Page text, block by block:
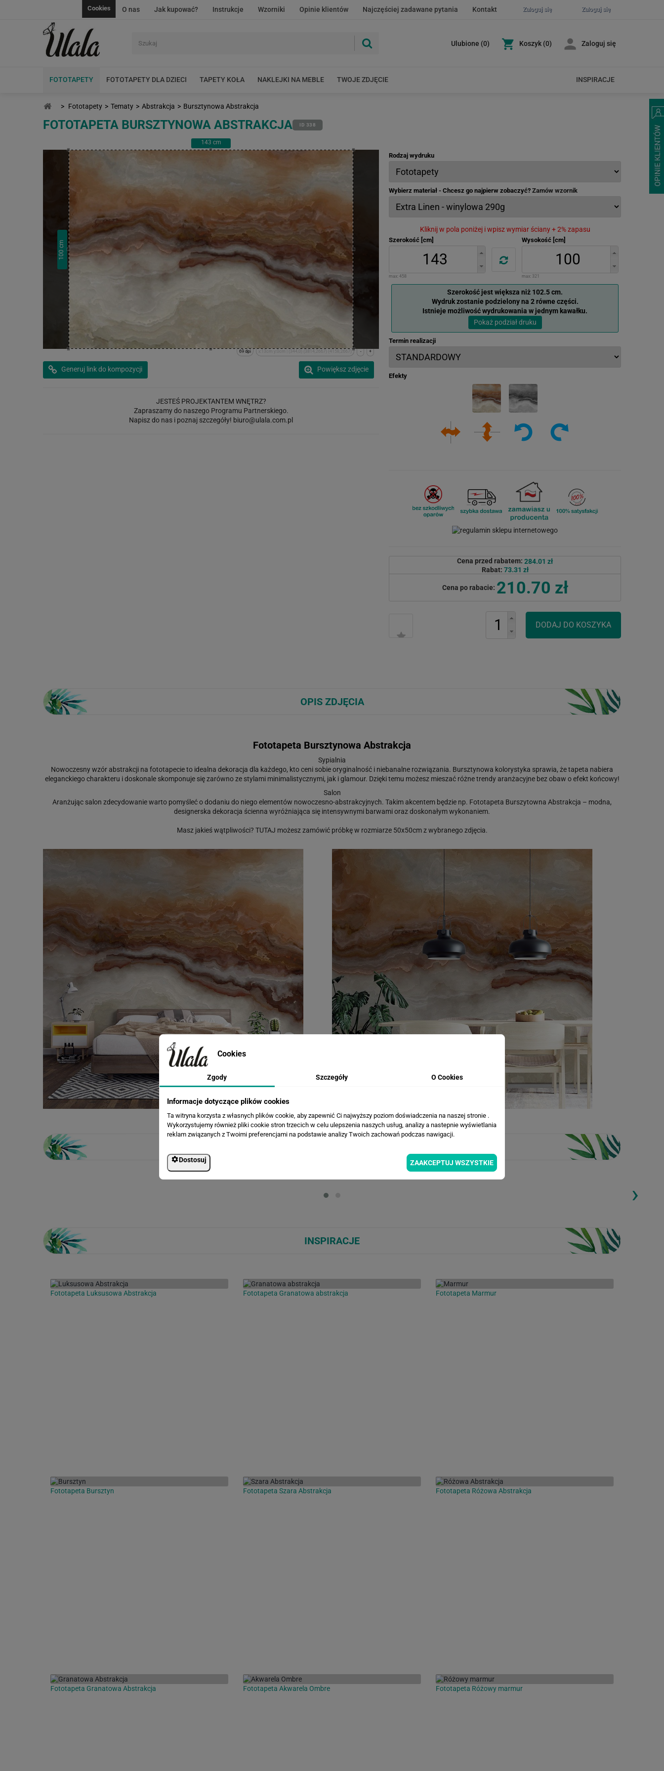
Zaloguj się
Zaloguj się
O nas Jak kupować? Instrukcje Wzorniki Opinie klientów Najczęściej zadawane pytania Kontakt
Cookies
Ulubione (0) Koszyk (0) Zaloguj się
FOTOTAPETY FOTOTAPETY DLA DZIECI TAPETY KOŁA NAKLEJKI NA MEBLE TWOJE ZDJĘCIE INSPIRACJE
> Fototapety > Tematy > Abstrakcja > Bursztynowa Abstrakcja
FOTOTAPETA BURSZTYNOWA ABSTRAKCJA ID 338
143 cm
100
cm
+
-
x:13cm y:0cm | (344,0) (3814,2667) (4158,2667)
69 dpi
Powiększ zdjęcie
Generuj link do kompozycji
JESTEŚ PROJEKTANTEM WNĘTRZ?
Zapraszamy do naszego Programu Partnerskiego.
Napisz do nas i poznaj szczegóły! biuro@ulala.com.pl
Rodzaj wydruku
Wybierz materiał - Chcesz go najpierw zobaczyć? Zamów wzornik
Kliknij w pola poniżej i wpisz wymiar ściany + 2% zapasu
Szerokość [cm]
max: 458
Wysokość [cm]
max: 321
Szerokość jest większa niż 102.5 cm.
Wydruk zostanie podzielony na 2 równe części.
Istnieje możliwość wydrukowania w jednym kawałku.
Pokaż podział druku
Termin realizacji
Efekty
Cena przed rabatem: 284.01 zł
Rabat: 73.31 zł
Cena po rabacie: 210.70 zł
OPIS ZDJĘCIA
Fototapeta Bursztynowa Abstrakcja
Sypialnia
Nowoczesny wzór abstrakcji na fototapecie to idealna dekoracja dla każdego, kto ceni sobie oryginalność i niebanalne rozwiązania. Bursztynowa kolorystyka sprawia, że tapeta nabiera
eleganckiego charakteru i doskonale skomponuje się zarówno ze stylami minimalistycznymi, jak i glamour. Dzięki temu możesz mieszać różne trendy aranżacyjne bez obaw o efekt końcowy!
Salon
Aranżując salon zdecydowanie warto pomyśleć o dodaniu do niego elementów nowoczesno-abstrakcyjnych. Takim akcentem będzie np. Fototapeta Burszytowna Abstrakcja – modna,
designerska dekoracja ścienna wyróżniająca się intensywnymi barwami oraz doskonałym wykonaniem.
Masz jakieś wątpliwości? TUTAJ możesz zamówić próbkę w rozmiarze 50x50cm z wybranego zdjęcia.
Loading...
›
INSPIRACJE
Fototapeta Luksusowa Abstrakcja Fototapeta Granatowa abstrakcja Fototapeta Marmur
Fototapeta Bursztyn Fototapeta Szara Abstrakcja Fototapeta Różowa Abstrakcja
Fototapeta Granatowa Abstrakcja Fototapeta Akwarela Ombre Fototapeta Różowy marmur
Cookies
Zgody Szczegóły O Cookies
Informacje dotyczące plików cookies
Ta witryna korzysta z własnych plików cookie, aby zapewnić Ci najwyższy poziom doświadczenia na naszej stronie .
Wykorzystujemy również pliki cookie stron trzecich w celu ulepszenia naszych usług, analizy a nastepnie wyświetlania
reklam związanych z Twoimi preferencjami na podstawie analizy Twoich zachowań podczas nawigacji.
Dostosuj ZAAKCEPTUJ WSZYSTKIE